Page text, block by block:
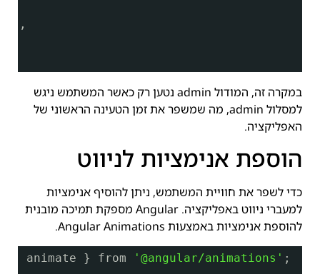
במקרה זה, המודול admin נטען רק כאשר המשתמש ניגש
למסלול admin, מה שמשפר את זמן הטעינה הראשוני של
האפליקציה.
הוספת אנימציות לניווט
כדי לשפר את חוויית המשתמש, ניתן להוסיף אנימציות
למעברי ניווט באפליקציה. Angular מספקת תמיכה מובנית
להוספת אנימציות באמצעות Angular Animations.
animate } from '@angular/animations' ;